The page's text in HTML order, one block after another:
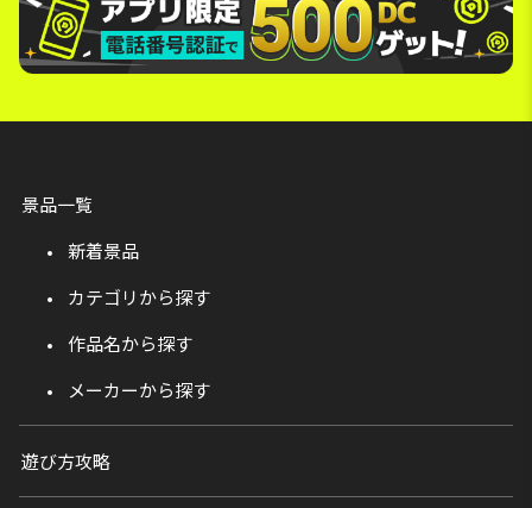
景品一覧
新着景品
カテゴリから探す
作品名から探す
メーカーから探す
遊び方攻略